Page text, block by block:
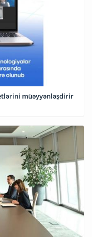
müəyyənləşdirir